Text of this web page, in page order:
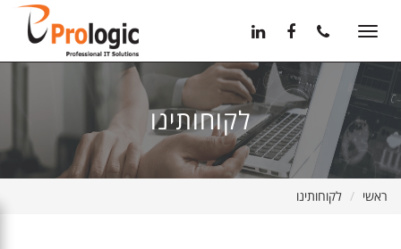
Toggle
לקוחותינו
ראשי לקוחותינו